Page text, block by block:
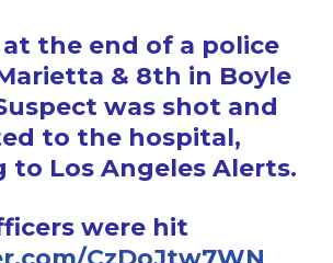
the end of a police
& 8th in Boyle
was shot and
to the hospital,
to Los Angeles Alerts.
were hit